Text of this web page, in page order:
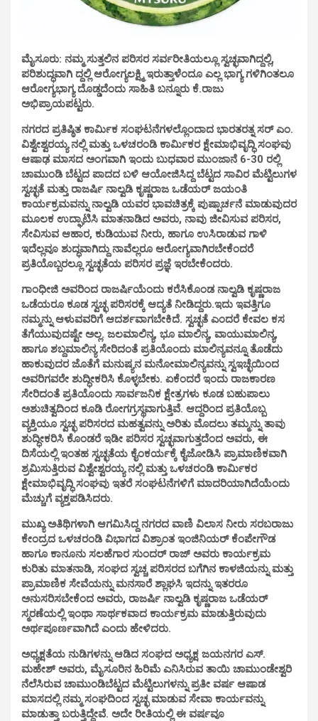
ಮೈಸೂರು: ನಮ್ಮ ಸುತ್ತಲಿನ ಪರಿಸರ ಸರ್ವರೀತಿಯಲ್ಲೂ ಸ್ವಚ್ಛವಾಗಿದ್ದಲ್ಲಿ,
ಪರಿಶುದ್ಧವಾಗಿ ದ್ದಲ್ಲಿ ಆರೋಗ್ಯಲಕ್ಷ್ಮಿ ಇರುತ್ತಾಳೆಂದೂ ಎಲ್ಲ ಭಾಗ್ಯ ಗಳಿಗಿಂತಲೂ
ಆರೋಗ್ಯಭಾಗ್ಯ ದೊಡ್ಡದೆಂದು ಸಾಹಿತಿ ಬನ್ನೂರು ಕೆ.ರಾಜು
ಅಭಿಪ್ರಾಯಪಟ್ಟರು.
ನಗರದ ಪ್ರತಿಷ್ಠಿತ ಕಾರ್ಮಿಕ ಸಂಘಟನೆಗಳಲ್ಲೊಂದಾದ ಭಾರತರತ್ನ ಸರ್ ಎಂ.
ವಿಶ್ವೇಶ್ವರಯ್ಯ ನಲ್ಲಿ ಮತ್ತು ಒಳಚರಂಡಿ ಕಾರ್ಮಿಕರ ಕ್ಷೇಮಾಭಿವೃದ್ಧಿ ಸಂಘವು
ಆಷಾಢ ಮಾಸದ ಅಂಗವಾಗಿ ಇಂದು ಬುಧವಾರ ಮುಂಜಾನೆ 6-30 ರಲ್ಲಿ
ಚಾಮುಂಡಿ ಬೆಟ್ಟದ ಪಾದದ ಬಳಿ ಆಯೋಜಿಸಿದ್ದ ಬೆಟ್ಟದ ಸಾವಿರ ಮೆಟ್ಟಿಲುಗಳ
ಸ್ವಚ್ಛತೆ ಮತ್ತು ರಾಜರ್ಷಿ ನಾಲ್ವಡಿ ಕೃಷ್ಣರಾಜ ಒಡೆಯರ್ ಜಯಂತಿ
ಕಾರ್ಯಕ್ರಮವನ್ನು ನಾಲ್ವಡಿ ಯವರ ಭಾವಚಿತ್ರಕ್ಕೆ ಪುಷ್ಪಾರ್ಚನೆ ಮಾಡುವುದರ
ಮೂಲಕ ಉದ್ಘಾಟಿಸಿ ಮಾತನಾಡಿದ ಅವರು, ನಾವು ಜೀವಿಸುವ ಪರಿಸರ,
ಸೇವಿಸುವ ಆಹಾರ, ಕುಡಿಯುವ ನೀರು, ಹಾಗೂ ಉಸಿರಾಡುವ ಗಾಳಿ
ಇದೆಲ್ಲವೂ ಶುದ್ಧವಾಗಿದ್ದು ನಾವೆಲ್ಲರೂ ಆರೋಗ್ಯವಾಗಿರಬೇಕೆಂದರೆ
ಪ್ರತಿಯೊಬ್ಬರಲ್ಲೂ ಸ್ವಚ್ಛತೆಯ ಪರಿಸರ ಪ್ರಜ್ಞೆ ಇರಬೇಕೆಂದರು.
ಗಾಂಧೀಜಿ ಅವರಿಂದ ರಾಜರ್ಷಿಯೆಂದು ಕರೆಸಿಕೊಂಡ ನಾಲ್ವಡಿ ಕೃಷ್ಣರಾಜ
ಒಡೆಯರೂ ಕೂಡ ಸ್ವಚ್ಛ ಪರಿಸರಕ್ಕೆ ಆದ್ಯತೆ ನೀಡಿದ್ದರು.ಇದು ಇವತ್ತಿಗೂ
ನಮ್ಮನ್ನು ಆಳುವವರಿಗೆ ಆದರ್ಶವಾಗಬೇಕಿದೆ. ಸ್ವಚ್ಛತೆ ಎಂದರೆ ಕೇವಲ ಕಸ
ತೆಗೆಯುವುದಷ್ಟೇ ಅಲ್ಲ. ಜಲಮಾಲಿನ್ಯ, ಭೂ ಮಾಲಿನ್ಯ, ವಾಯುಮಾಲಿನ್ಯ,
ಹಾಗೂ ಶಬ್ದಮಾಲಿನ್ಯ ಸೇರಿದಂತೆ ಪ್ರತಿಯೊಂದು ಮಾಲಿನ್ಯವನ್ನೂ ತೊಡೆದು
ಹಾಕುವುದರ ಜೊತೆಗೆ ಮನುಷ್ಯನ ಮನೋಮಾಲಿನ್ಯವನ್ನು ಸ್ವಇಚ್ಛೆಯಿಂದ
ಅವರಿಗವರೇ ಶುದ್ಧೀಕರಿಸಿ ಕೊಳ್ಳಬೇಕು. ಏಕೆಂದರೆ ಇಂದು ರಾಜಕಾರಣ
ಸೇರಿದಂತೆ ಪ್ರತಿಯೊಂದು ಸಾರ್ವಜನಿಕ ಕ್ಷೇತ್ರಗಳು ಕೂಡ ಬಹುಪಾಲು
ಅಶುಚಿತ್ವದಿಂದ ಕೂಡಿ ರೋಗಗ್ರಸ್ಥವಾಗುತ್ತಿವೆ. ಆದ್ದರಿಂದ ಪ್ರತಿಯೊಬ್ಬ
ವ್ಯಕ್ತಿಯೂ ಸ್ವಚ್ಛ ಪರಿಸರದ ಮಹತ್ವವನ್ನು ಅರಿತು ಮೊದಲು ತಮ್ಮನ್ನು ತಾವು
ಶುದ್ಧೀಕರಿಸಿ ಕೊಂಡರೆ ಇಡೀ ಪರಿಸರ ಸ್ವಚ್ಛವಾಗುತ್ತದೆಂದ ಅವರು, ಈ
ದಿಸೆಯಲ್ಲಿ ಇಂತಹ ಸ್ವಚ್ಛತೆಯ ಕೈಂಕರ್ಯಕ್ಕೆ ಕೈಜೋಡಿಸಿ ಪ್ರಾಮಾಣಿಕವಾಗಿ
ಶ್ರಮಿಸುತ್ತಿರುವ ವಿಶ್ವೇಶ್ವರಯ್ಯ ನಲ್ಲಿ ಮತ್ತು ಒಳಚರಂಡಿ ಕಾರ್ಮಿಕರ
ಕ್ಷೇಮಾಭಿವೃದ್ಧಿ ಸಂಘವು ಇತರೆ ಸಂಘಟನೆಗಳಿಗೆ ಮಾದರಿಯಾಗಿದೆಯೆಂದು
ಮೆಚ್ಚುಗೆ ವ್ಯಕ್ತಪಡಿಸಿದರು.
ಮುಖ್ಯ ಅತಿಥಿಗಳಾಗಿ ಆಗಮಿಸಿದ್ದ ನಗರದ ವಾಣಿ ವಿಲಾಸ ನೀರು ಸರಬರಾಜು
ಕೇಂದ್ರದ ಒಳಚರಂಡಿ ವಿಭಾಗದ ವಿಶ್ರಾಂತ ಇಂಜಿನಿಯರ್ ಕೆಂಪೇಗೌಡ
ಹಾಗೂ ಕಾನೂನು ಸಲಹೆಗಾರ ಸುಂದರ್ ರಾಜ್ ಅವರು ಕಾರ್ಯಕ್ರಮ
ಕುರಿತು ಮಾತನಾಡಿ, ಸಂಘದ ಸ್ವಚ್ಚ ಪರಿಸರದ ಬಗೆಗಿನ ಕಾಳಜಿಯನ್ನು ಮತ್ತು
ಪ್ರಾಮಾಣಿಕ ಸೇವೆಯನ್ನು ಮನಸಾರೆ ಶ್ಲಾಘಸಿ ಇದನ್ನು ಇತರರೂ
ಅನುಸರಿಸಬೇಕೆಂದ ಅವರು, ರಾಜರ್ಷಿ ನಾಲ್ವಡಿ ಕೃಷ್ಣರಾಜ ಒಡೆಯರ್
ಸ್ಮರಣೆಯಲ್ಲಿ ಇಂಥಾ ಸಾರ್ಥಕವಾದ ಕಾರ್ಯಕ್ರಮ ಮಾಡುತ್ತಿರುವುದು
ಅರ್ಥಪೂರ್ಣವಾಗಿದೆ ಎಂದು ಹೇಳಿದರು.
ಅಧ್ಯಕ್ಷತೆಯ ನುಡಿಗಳನ್ನು ಆಡಿದ ಸಂಘದ ಅಧ್ಯಕ್ಷ ಜಯನಗರ ಎಸ್.
ಮಹೇಶ್ ಅವರು, ಮೈಸೂರಿನ ಹಿರಿಮೆ ಎನಿಸಿರುವ ತಾಯಿ ಚಾಮುಂಡೇಶ್ವರಿ
ನೆಲೆಸಿರುವ ಚಾಮುಂಡಿಬೆಟ್ಟದ ಮೆಟ್ಟಿಲುಗಳನ್ನು ಪ್ರತೀ ವರ್ಷ ಆಷಾಡ
ಮಾಸದಲ್ಲಿ ನಮ್ಮ ಸಂಘದಿಂದ ಸ್ವಚ್ಛ ಮಾಡುವ ಸೇವಾ ಕಾರ್ಯವನ್ನು
ಮಾಡುತ್ತಾ ಬರುತ್ತಿದ್ದೇವೆ. ಅದೇ ರೀತಿಯಲ್ಲಿ ಈ ವರ್ಷವೂ